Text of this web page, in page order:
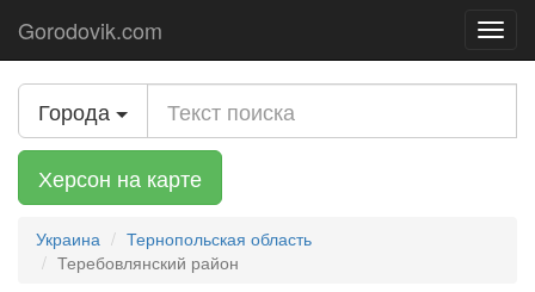
Gorodovik.com
Города
Херсон на карте
Украина
Тернопольская область
Теребовлянский район